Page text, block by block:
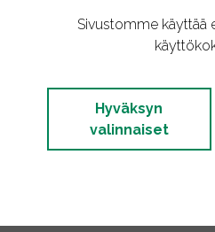
upotusten
evästekäyttö
Sivustomme käyttää
Hyväksyn
valinnaiset